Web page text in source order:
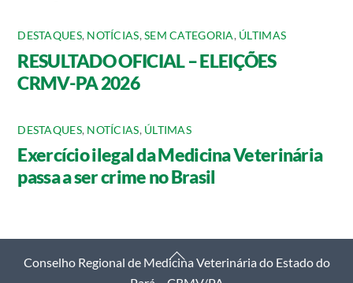
DESTAQUES, NOTÍCIAS,SEM CATEGORIA, ÚLTIMAS
RESULTADO OFICIAL – ELEIÇÕES
CRMV-PA 2026
DESTAQUES, NOTÍCIAS, ÚLTIMAS
Exercício ilegal da Medicina Veterinária
passa a ser crime no Brasil
Back
To
Conselho Regional de Medicina Veterinária do Estado do